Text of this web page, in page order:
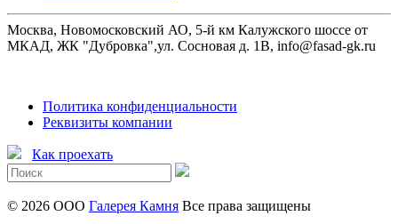
Москва, Новомосковский АО, 5-й км Калужского шоссе от
МКАД, ЖК "Дубровка",ул. Сосновая д. 1В, info@fasad-gk.ru
Политика конфиденциальности
Реквизиты компании
Как проехать
© 2026 ООО Галерея Камня Все права защищены